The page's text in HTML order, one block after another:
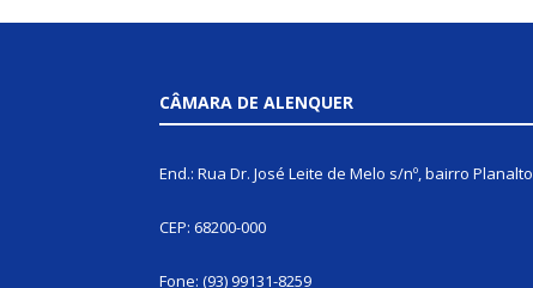
CÂMARA DE ALENQUER
End.: Rua Dr. José Leite de Melo s/nº, bairro Planalto
CEP: 68200-000
Fone: (93) 99131-8259